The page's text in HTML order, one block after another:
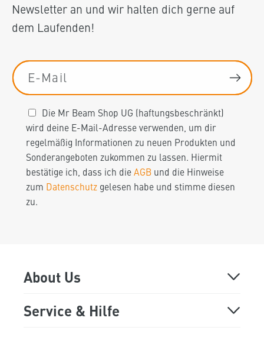
Newsletter an und wir halten dich gerne auf
dem Laufenden!
E-Mail
Die Mr Beam Shop UG (haftungsbeschränkt)
wird deine E-Mail-Adresse verwenden, um dir
regelmäßig Informationen zu neuen Produkten und
Sonderangeboten zukommen zu lassen. Hiermit
bestätige ich, dass ich dieAGBund die Hinweise
zum Datenschutzgelesen habe und stimme diesen
zu.
About Us
Service & Hilfe